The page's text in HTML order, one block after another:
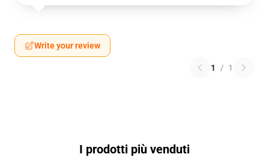
Write your review
1 / 1
I prodotti più venduti